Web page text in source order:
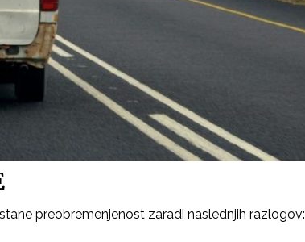
preobremenjenost zaradi naslednjih razlogov: